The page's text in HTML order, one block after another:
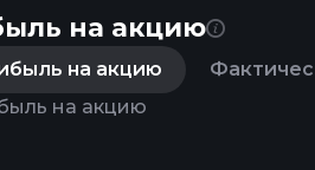
на акцию
на акцию
на акцию